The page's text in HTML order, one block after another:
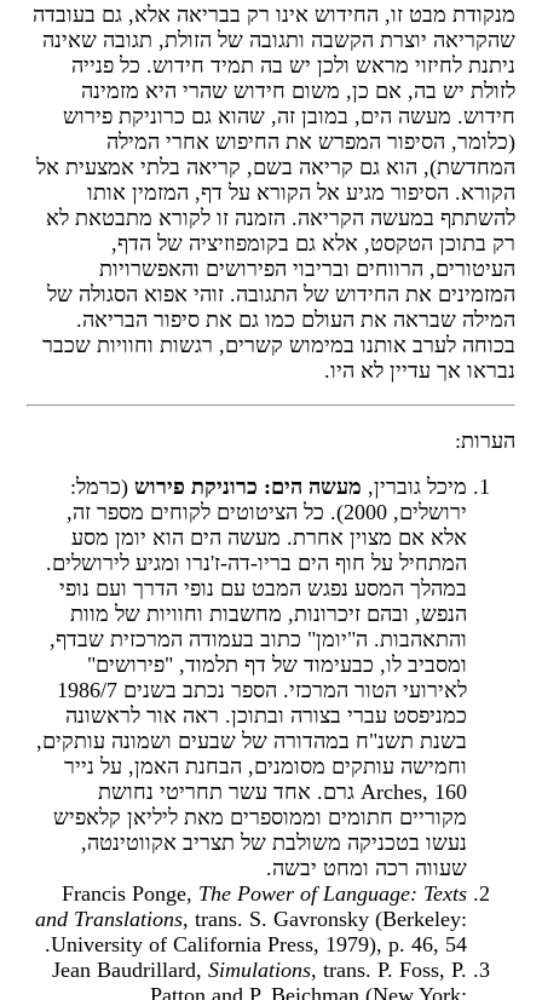
מבט זו, החידוש אינו רק בבריאה אלא, גם בעובדה
יוצרת הקשבה ותגובה של הזולת, תגובה שאינה
לחיזוי מראש ולכן יש בה תמיד חידוש. כל פנייה
יש בה, אם כן, משום חידוש שהרי היא מזמינה
מעשה הים, במובן זה, שהוא גם כרוניקת פירוש
הסיפור המפרש את החיפוש אחרי המילה
הוא גם קריאה בשם, קריאה בלתי אמצעית אל
הסיפור מגיע אל הקורא על דף, המזמין אותו
במעשה הקריאה. הזמנה זו לקורא מתבטאת לא
בתוכן הטקסט, אלא גם בקומפוזיציה של הדף,
הרווחים ובריבוי הפירושים והאפשרויות
את החידוש של התגובה. זוהי אפוא הסגולה של
שבראה את העולם כמו גם את סיפור הבריאה.
לערב אותנו במימוש קשרים, רגשות וחוויות שכבר
אך עדיין לא היו.
מיכל גוברין,מעשה הים: כרוניקת פירוש(כרמל:
ירושלים, 2000). כל הציטוטים לקוחים מספר זה,
אלא אם מצוין אחרת. מעשה הים הוא יומן מסע
המתחיל על חוף הים בריו-דה-ז'נרו ומגיע לירושלים.
במהלך המסע נפגש המבט עם נופי הדרך ועם נופי
הנפש, ובהם זיכרונות, מחשבות וחוויות של מוות
והתאהבות. ה"יומן" כתוב בעמודה המרכזית שבדף,
ומסביב לו, כבעימוד של דף תלמוד, "פירושים"
לאירועי הטור המרכזי. הספר נכתב בשנים 1986/7
כמניפסט עברי בצורה ובתוכן. ראה אור לראשונה
בשנת תשנ"ח במהדורה של שבעים ושמונה עותקים,
וחמישה עותקים מסומנים, הבחנת האמן, על נייר
Arches, 160 גרם. אחד עשר תחריטי נחושת
מקוריים חתומים וממוספרים מאת ליליאן קלאפיש
נעשו בטכניקה משולבת של תצריב אקווטינטה,
שעווה רכה ומחט יבשה.
Francis Ponge, The Power of Language: Texts
and Translations, trans. S. Gavronsky (Berkeley:
University of California Press, 1979), p. 46, 54.
Jean Baudrillard,Simulations, trans. P. Foss, P.